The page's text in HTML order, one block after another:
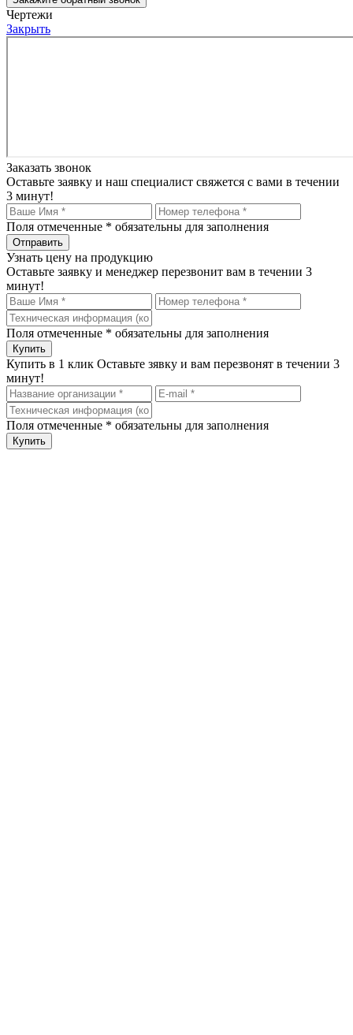
Чертежи
Закрыть
Заказать звонок
Оставьте заявку и наш специалист свяжется с вами в течении
3 минут!
Поля отмеченные * обязательны для заполнения
Узнать цену на продукцию
Оставьте заявку и менеджер перезвонит вам в течении 3
минут!
Поля отмеченные * обязательны для заполнения
Купить в 1 клик Оставьте зявку и вам перезвонят в течении 3
минут!
Поля отмеченные * обязательны для заполнения